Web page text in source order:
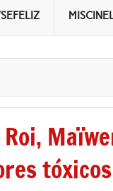
tóxicos